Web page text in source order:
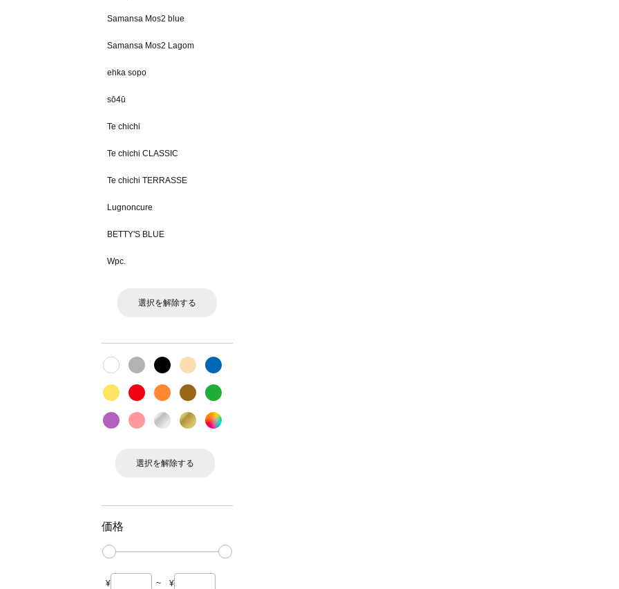
Samansa Mos2 blue
Samansa Mos2 Lagom
ehka sopo
sō4ū
Te chichi
Te chichi CLASSIC
Te chichi TERRASSE
Lugnoncure
BETTY'S BLUE
Wpc.
選択を解除する
選択を解除する
価格
¥ ~ ¥